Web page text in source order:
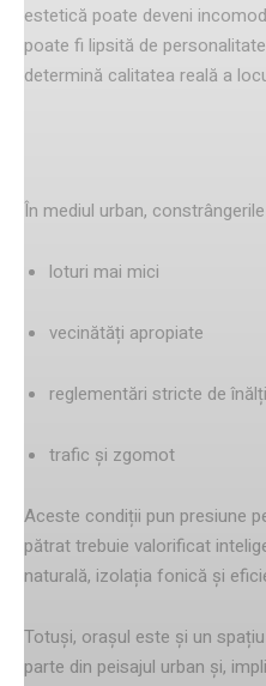
estetică poate deveni
poate fi lipsită de
determină calitatea reală a
În mediul urban,
loturi mai mici
vecinătăți apropiate
reglementări stricte de
trafic și zgomot
Aceste condiții pun presiune
pătrat trebuie valorificat
naturală, izolația fonică și
Totuși, orașul este și un
parte din peisajul urban și,